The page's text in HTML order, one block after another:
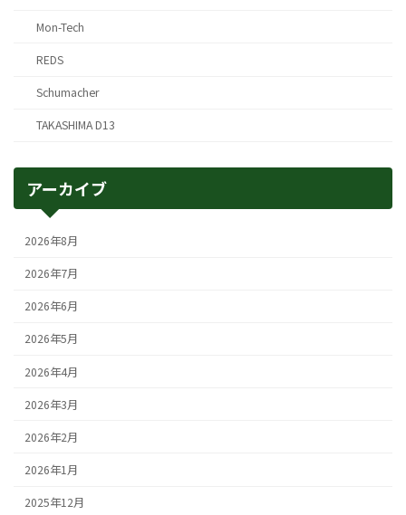
Mon-Tech
REDS
Schumacher
TAKASHIMA D13
アーカイブ
2026年8月
2026年7月
2026年6月
2026年5月
2026年4月
2026年3月
2026年2月
2026年1月
2025年12月